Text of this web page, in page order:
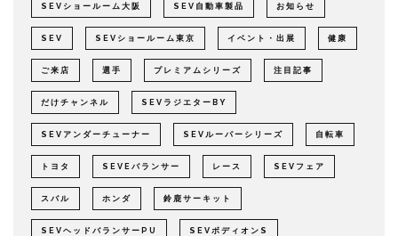
SEVショールーム大阪 SEV自動車製品 お知らせ
SEV SEVショールーム東京 イベント・出展 健康
ご来店 選手 プレミアムシリーズ 注目記事
だけチャンネル SEVラジエターBY
SEVアンダーチューナー SEVルーパーシリーズ 自転車
トヨタ SEVEバランサー レース SEVフェア
スバル ホンダ 鈴鹿サーキット
SEVヘッドバランサーPU SEVボディオンS